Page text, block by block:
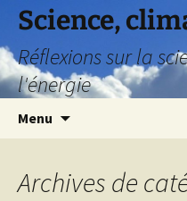
Aller
contenu
Science,
Réflexions sur la
l'énergie
Menu
Archives de